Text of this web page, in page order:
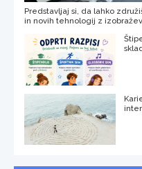
Predstavljaj si, da lahko
in novih tehnologij z